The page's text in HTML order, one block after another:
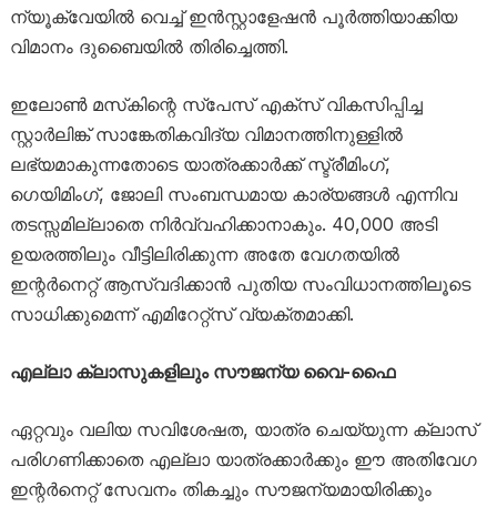
ന്യൂക്വേയിൽ വെച്ച് ഇൻസ്റ്റാളേഷൻ പൂർത്തിയാക്കിയ
വിമാനം ദുബൈയിൽ തിരിച്ചെത്തി.
ഇലോൺ മസ്‌കിന്റെ സ്പേസ് എക്‌സ് വികസിപ്പിച്ച
സ്റ്റാർലിങ്ക് സാങ്കേതികവിദ്യ വിമാനത്തിനുള്ളിൽ
ലഭ്യമാകുന്നതോടെ യാത്രക്കാർക്ക് സ്ട്രീമിംഗ്,
ഗെയിമിംഗ്, ജോലി സംബന്ധമായ കാര്യങ്ങൾ എന്നിവ
തടസ്സമില്ലാതെ നിർവ്വഹിക്കാനാകും. 40,000 അടി
ഉയരത്തിലും വീട്ടിലിരിക്കുന്ന അതേ വേഗതയിൽ
ഇന്റർനെറ്റ് ആസ്വദിക്കാൻ പുതിയ സംവിധാനത്തിലൂടെ
സാധിക്കുമെന്ന് എമിറേറ്റ്‌സ് വ്യക്തമാക്കി.
എല്ലാ ക്ലാസുകളിലും സൗജന്യ വൈ-ഫൈ
ഏറ്റവും വലിയ സവിശേഷത, യാത്ര ചെയ്യുന്ന ക്ലാസ്
പരിഗണിക്കാതെ എല്ലാ യാത്രക്കാർക്കും ഈ അതിവേഗ
ഇന്റർനെറ്റ് സേവനം തികച്ചും സൗജന്യമായിരിക്കും